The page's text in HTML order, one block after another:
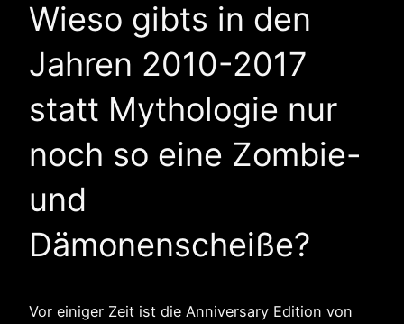
Wieso gibts in den
Jahren 2010-2017
statt Mythologie nur
noch so eine Zombie-
und
Dämonenscheiße?
Vor einiger Zeit ist die Anniversary Edition von